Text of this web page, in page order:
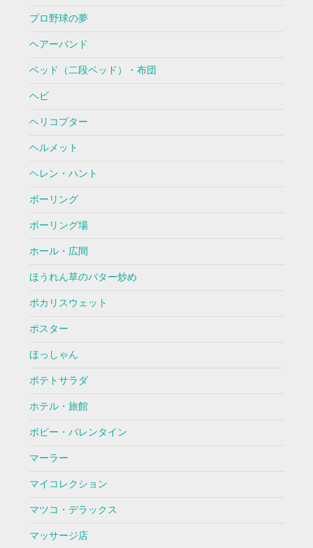
プロ野球の夢
ヘアーバンド
ベッド（二段ベッド）・布団
ヘビ
ヘリコプター
ヘルメット
ヘレン・ハント
ボーリング
ボーリング場
ホール・広間
ほうれん草のバター炒め
ポカリスウェット
ポスター
ほっしゃん
ポテトサラダ
ホテル・旅館
ボビー・バレンタイン
マーラー
マイコレクション
マツコ・デラックス
マッサージ店